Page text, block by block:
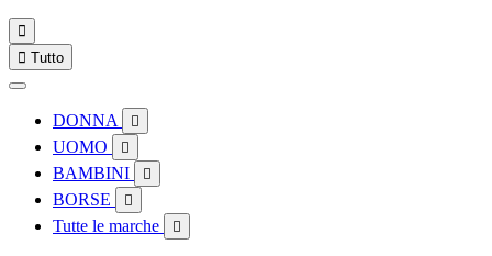

 Tutto
DONNA 
UOMO 
BAMBINI 
BORSE 
Tutte le marche 